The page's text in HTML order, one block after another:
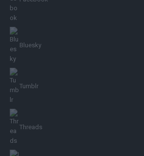
Bluesky
Tumblr
Threads